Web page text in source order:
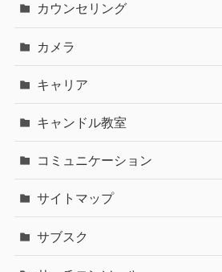
カウンセリング
カメラ
キャリア
キャンドル教室
コミュニケーション
サイトマップ
サブスク